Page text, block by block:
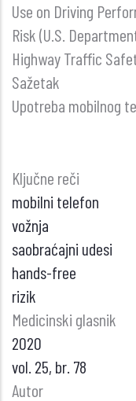
Use on Driving
Risk (U.S.
Highway Traffic
Sažetak
Upotreba mobilnog
Ključne reči
mobilni telefon
vožnja
saobraćajni udesi
hands-free
rizik
Medicinski glasnik
2020
vol. 25, br. 78
Autor